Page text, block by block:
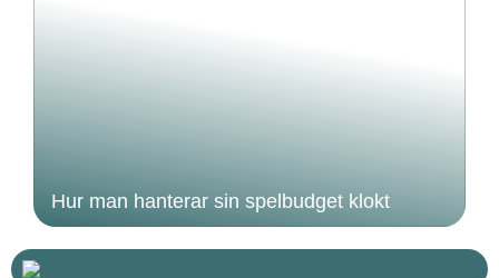
Hur man hanterar sin spelbudget klokt